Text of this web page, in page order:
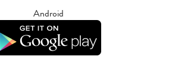
Android